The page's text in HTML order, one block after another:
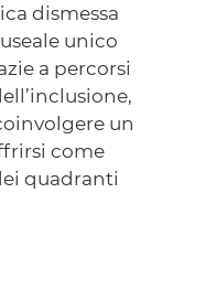
dismessa
unico
a percorsi
un
come
quadranti